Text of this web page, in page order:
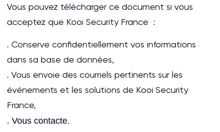
Vous pouvez télécharger ce document si vous
acceptez que Kooi Security France :
. Conserve confidentiellement vos informations
dans sa base de données,
. Vous envoie des courriels pertinents sur les
événements et les solutions de Kooi Security
France,
. Vous contacte.